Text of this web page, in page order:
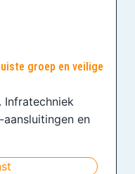
groep en veilige
Infratechniek
en